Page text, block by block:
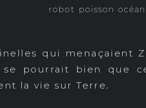
océan
poisson
robot
qui menaçaient
pourrait bien que
la vie sur Terre.